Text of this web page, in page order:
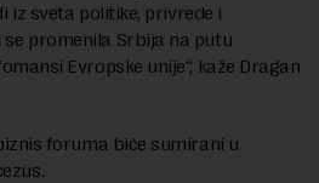
iz sveta politike, privrede i
se promenila Srbija na putu
Evropske unije“, kaže Dragan
foruma biće sumirani u